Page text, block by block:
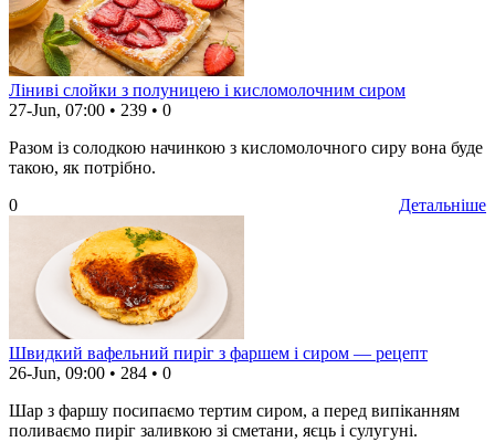
Ліниві слойки з полуницею і кисломолочним сиром
27-Jun, 07:00 • 239 • 0
Разом із солодкою начинкою з кисломолочного сиру вона буде
такою, як потрібно.
Детальніше
0
Швидкий вафельний пиріг з фаршем і сиром — рецепт
26-Jun, 09:00 • 284 • 0
Шар з фаршу посипаємо тертим сиром, а перед випіканням
поливаємо пиріг заливкою зі сметани, яєць і сулугуні.